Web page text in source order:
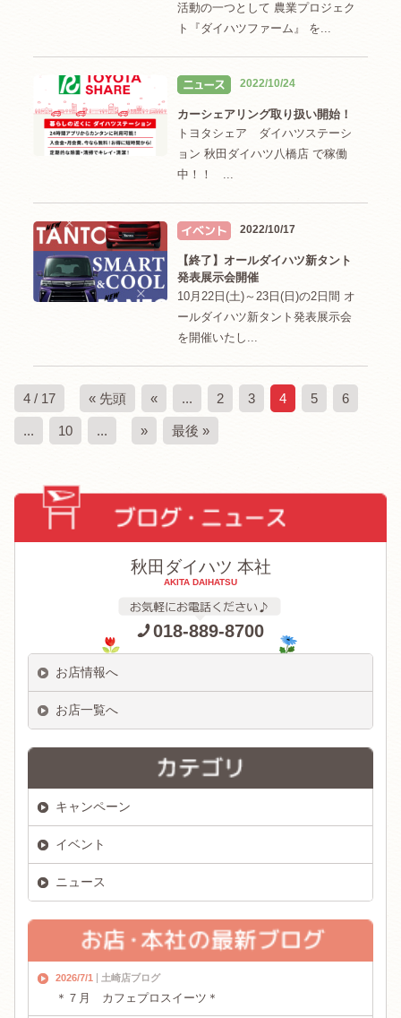
活動の一つとして 農業プロジェク
ト『ダイハツファーム』 を...
2022/10/24
カーシェアリング取り扱い開始！
トヨタシェア ダイハツステーシ
ョン 秋田ダイハツ八橋店 で稼働
中！！ ...
2022/10/17
【終了】オールダイハツ新タント
発表展示会開催
10月22日(土)～23日(日)の2日間 オ
ールダイハツ新タント発表展示会
を開催いたし...
4 / 17 « 先頭 « ... 2 3 4 5 6
... 10 ... » 最後 »
秋田ダイハツ 本社
AKITA DAIHATSU
018-889-8700
お店情報へ
お店一覧へ
キャンペーン
イベント
ニュース
2026/7/1 土崎店ブログ
＊７月 カフェプロスイーツ＊